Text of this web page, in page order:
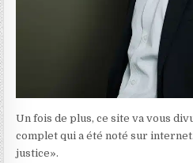
Un fois de plus, ce site va vous
complet qui a été noté sur
justice».